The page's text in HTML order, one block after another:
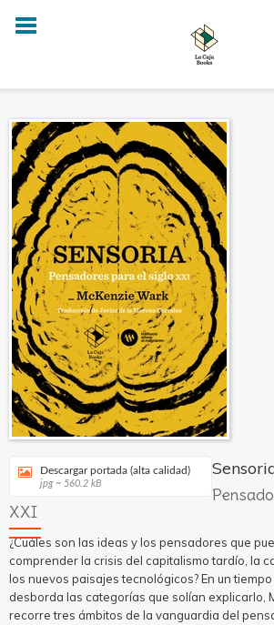
Descargar portada (alta calidad)
jpg ~ 560.2 kB
XXI
¿Cuáles son las ideas y los pensadores que
comprender la crisis del capitalismo tardío, la
los nuevos paisajes tecnológicos? En un
desborda las categorías que solían explicarlo,
recorre tres ámbitos de la vanguardia del